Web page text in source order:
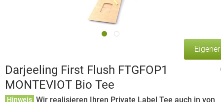
Darjeeling First Flush FTGFOP1
MONTEVIOT Bio Tee
Hinweis Wir realisieren Ihren Private Label Tee auch in von